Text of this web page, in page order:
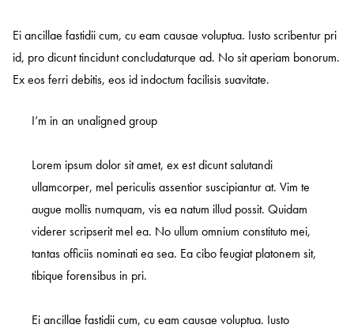
Ei ancillae fastidii cum, cu eam causae voluptua. Iusto scribentur pri
id, pro dicunt tincidunt concludaturque ad. No sit aperiam bonorum.
Ex eos ferri debitis, eos id indoctum facilisis suavitate.
I’m in an unaligned group
Lorem ipsum dolor sit amet, ex est dicunt salutandi
ullamcorper, mel periculis assentior suscipiantur at. Vim te
augue mollis numquam, vis ea natum illud possit. Quidam
viderer scripserit mel ea. No ullum omnium constituto mei,
tantas officiis nominati ea sea. Ea cibo feugiat platonem sit,
tibique forensibus in pri.
Ei ancillae fastidii cum, cu eam causae voluptua. Iusto